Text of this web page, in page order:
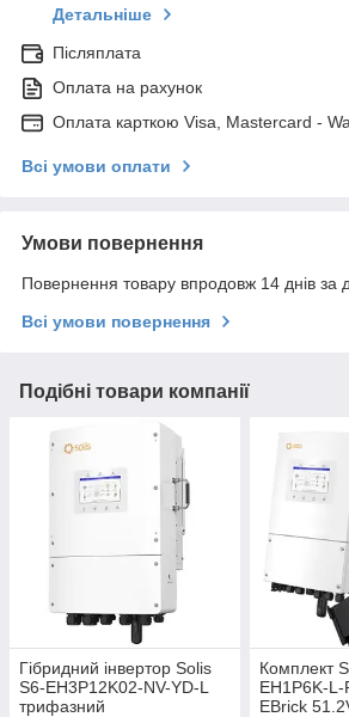
Детальніше
Післяплата
Оплата на рахунок
Оплата карткою Visa, Mastercard -
Всі умови оплати
Умови повернення
Повернення товару впродовж 14 днів за
Всі умови повернення
Подібні товари компанії
Гібридний інвертор Solis
S6-EH3P12K02-NV-YD-L
трифазний
Комплект
EH1P6K-
EBrick